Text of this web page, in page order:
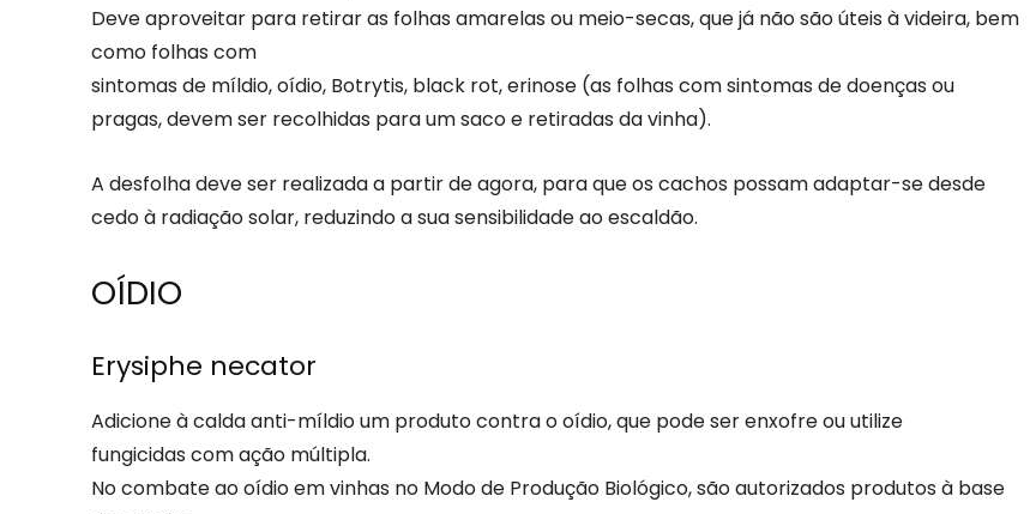
Deve aproveitar para retirar as folhas amarelas ou meio-secas, que já não são úteis à videira, bem
como folhas com
sintomas de míldio, oídio, Botrytis, black rot, erinose (as folhas com sintomas de doenças ou
pragas, devem ser recolhidas para um saco e retiradas da vinha).
A desfolha deve ser realizada a partir de agora, para que os cachos possam adaptar-se desde
cedo à radiação solar, reduzindo a sua sensibilidade ao escaldão.
OÍDIO
Erysiphe necator
Adicione à calda anti-míldio um produto contra o oídio, que pode ser enxofre ou utilize
fungicidas com ação múltipla.
No combate ao oídio em vinhas no Modo de Produção Biológico, são autorizados produtos à base